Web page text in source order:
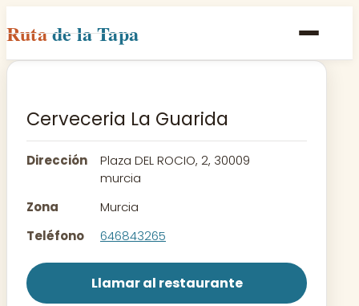
Rutade la Tapa
Inicio
Rutas
Contacto
Cerveceria La Guarida
Dirección
Plaza DEL ROCIO, 2, 30009
murcia
Zona
Murcia
Teléfono
646843265
Llamar al restaurante